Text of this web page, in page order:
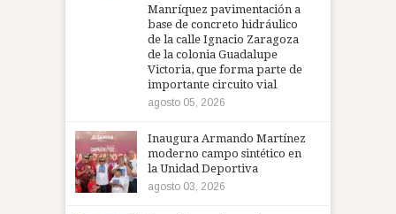
Manríquez pavimentación a
base de concreto hidráulico
de la calle Ignacio Zaragoza
de la colonia Guadalupe
Victoria, que forma parte de
importante circuito vial
agosto 05, 2026
Inaugura Armando Martínez
moderno campo sintético en
la Unidad Deportiva
agosto 03, 2026